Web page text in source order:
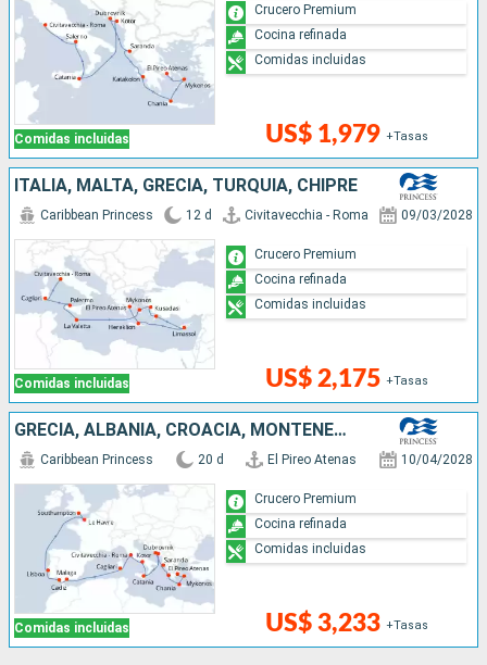
Comidas incluidas US$ 1,979 +Tasas
Crucero Premium
Cocina refinada
Comidas incluidas
ITALIA, MALTA, GRECIA, TURQUÍA, CHIPRE
Comidas incluidas
Caribbean Princess 12 d Civitavecchia - Roma 09/03/2028
US$ 2,175 +Tasas
Crucero Premium
Cocina refinada
Comidas incluidas
GRECIA, ALBANIA, CROACIA, MONTENEGRO, ITALIA, ESPAÑA, PORTUGAL, FRANCIA, REINO UNIDO
Comidas incluidas
Caribbean Princess 20 d El Pireo Atenas 10/04/2028
US$ 3,233 +Tasas
Crucero Premium
Cocina refinada
Comidas incluidas